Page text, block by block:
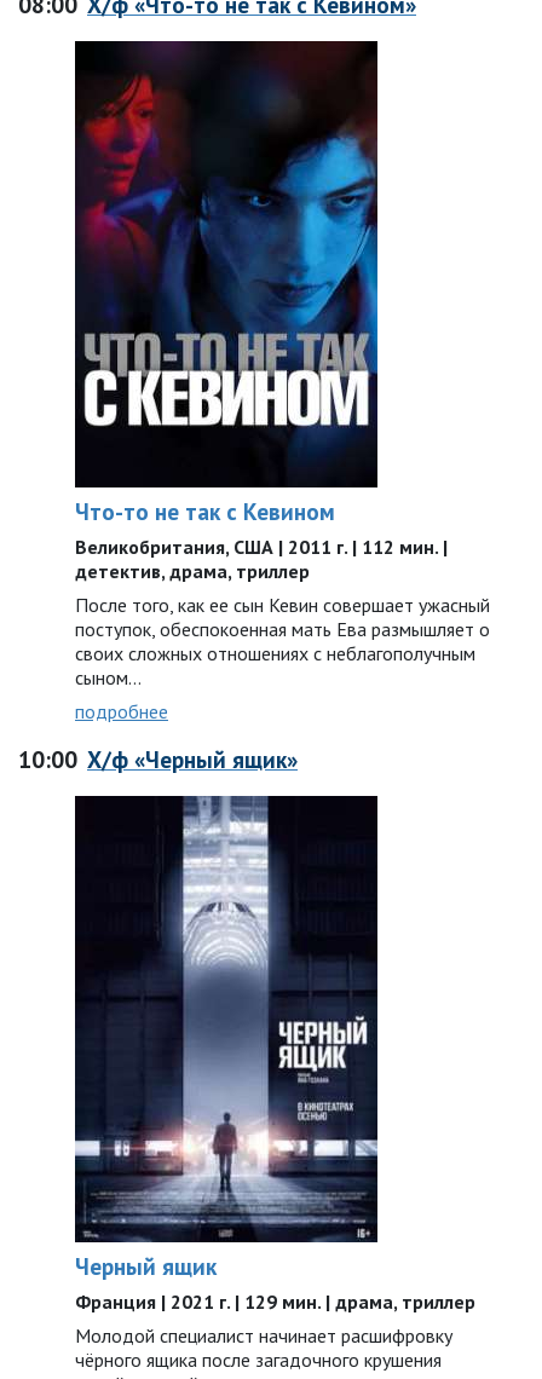
Что-то не так с Кевином
Великобритания, США | 2011 г. | 112 мин. |
детектив, драма, триллер
После того, как ее сын Кевин совершает ужасный
поступок, обеспокоенная мать Ева размышляет о
своих сложных отношениях с неблагополучным
сыном…
подробнее
10:00 Х/ф «Черный ящик»
Черный ящик
Франция | 2021 г. | 129 мин. | драма, триллер
Молодой специалист начинает расшифровку
чёрного ящика после загадочного крушения